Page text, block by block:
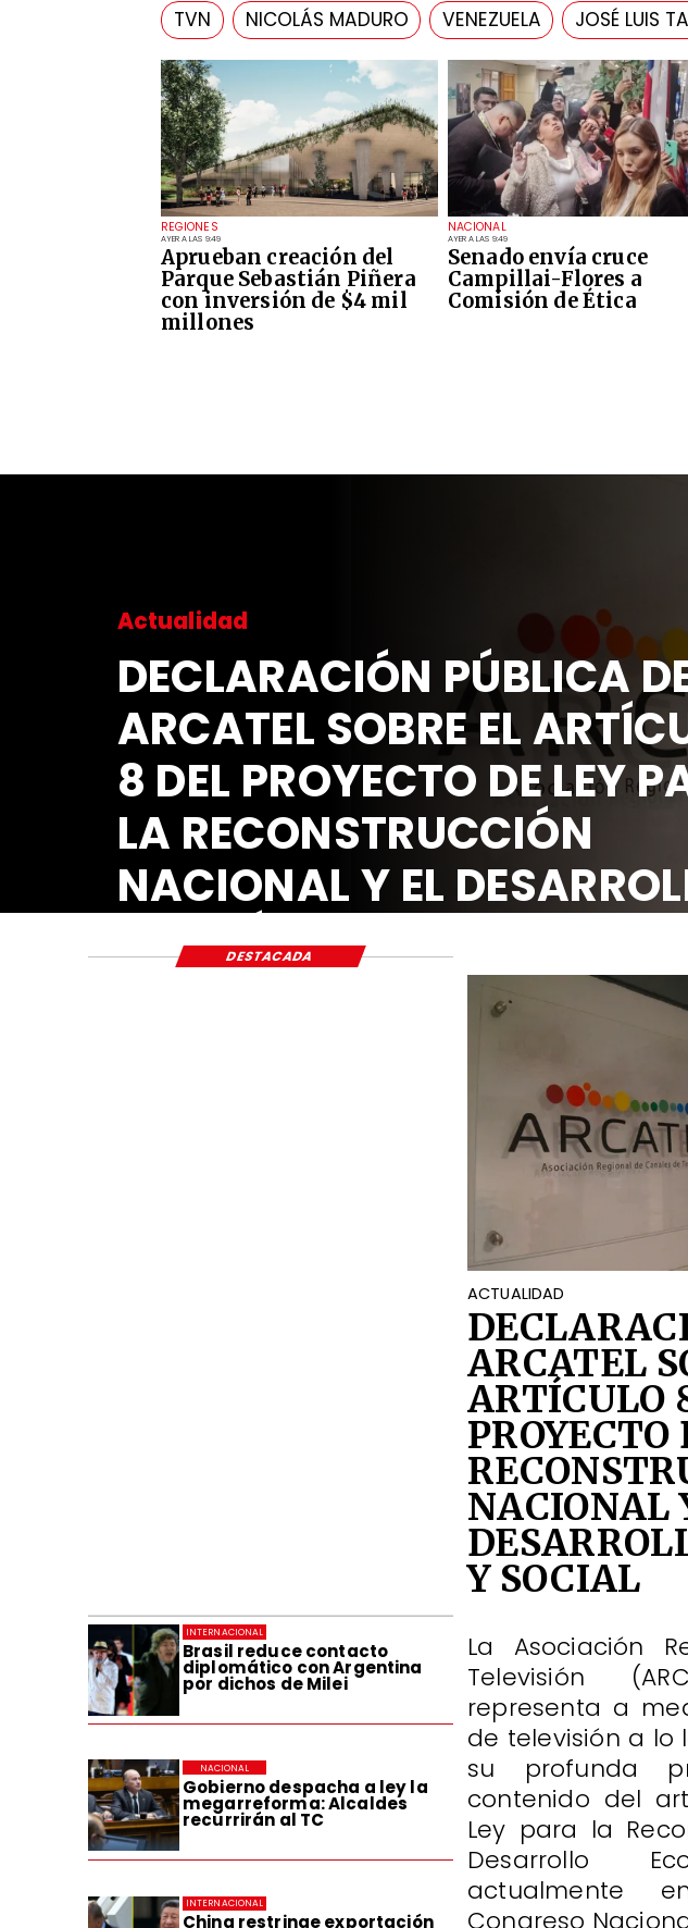
REGIONES
AYER A LAS 9:49
Aprueban creación del
Parque Sebastián Piñera
con inversión de $4 mil
millones
NACIONAL
AYER A LAS 9:49
Senado envía cruce
Campillai-Flores a
Comisión de Ética
TVN NICOLÁS MADURO VENEZUELA JOSÉ LUIS
Actualidad
DECLARACIÓN PÚBLICA
ARCATEL SOBRE EL
8 DEL PROYECTO DE LEY
LA RECONSTRUCCIÓN
NACIONAL Y EL
ECONÓMICO Y SOCIAL
Brasil reduce contacto
diplomático con Argentina
por dichos de Milei
INTERNACIONAL
Gobierno despacha a ley la
megarreforma: Alcaldes
recurrirán al TC
NACIONAL
China restringe exportación
INTERNACIONAL
ACTUALIDAD
ARCATEL
ARTÍCULO
NACIONAL
Y SOCIAL
La Asociación
Televisión
representa a
de televisión a lo
su profunda
contenido del
Ley para la
Desarrollo
actualmente
Congreso
DESTACADA